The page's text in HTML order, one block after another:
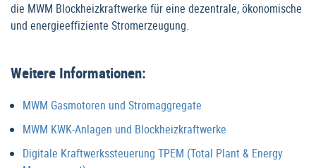
die MWM Blockheizkraftwerke für eine dezentrale, ökonomische
und energieeffiziente Stromerzeugung.
Weitere Informationen:
MWM Gasmotoren und Stromaggregate
MWM KWK-Anlagen und Blockheizkraftwerke
Digitale Kraftwerkssteuerung TPEM (Total Plant & Energy